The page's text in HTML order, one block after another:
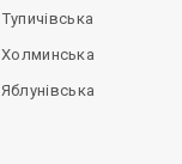
Тупичівська
Холминська
Яблунівська